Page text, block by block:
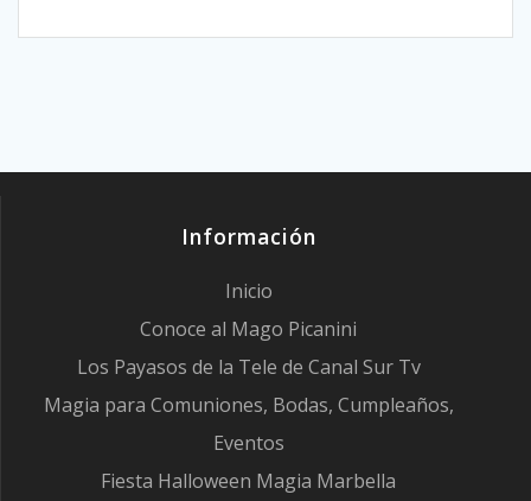
Información
Inicio
Conoce al Mago Picanini
Los Payasos de la Tele de Canal Sur Tv
Magia para Comuniones, Bodas, Cumpleaños,
Eventos
Fiesta Halloween Magia Marbella